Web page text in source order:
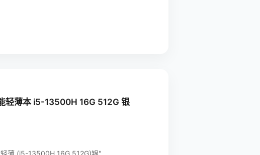
轻薄本 i5-13500H 16G 512G 银